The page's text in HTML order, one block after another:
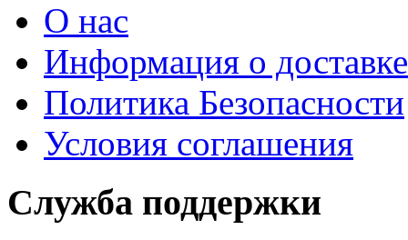
О нас
Информация о доставке
Политика Безопасности
Условия соглашения
Служба поддержки